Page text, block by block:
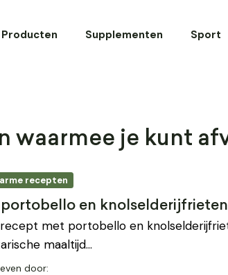
Producten Supplementen Sport
waarmee je kunt
recepten
en
met portobello en
maaltijd…
door: